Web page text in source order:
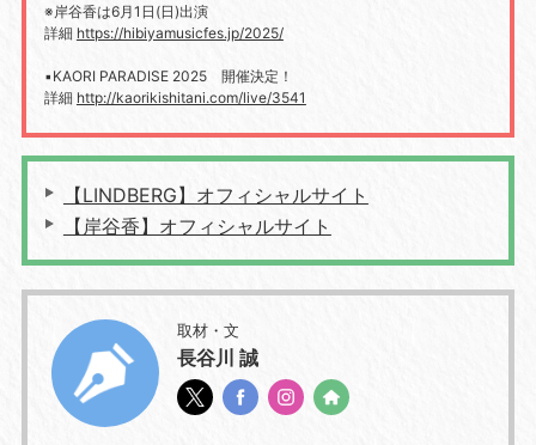
※岸谷香は6月1日(日)出演
詳細 https://hibiyamusicfes.jp/2025/
▪️KAORI PARADISE 2025 開催決定！
詳細 http://kaorikishitani.com/live/3541
【LINDBERG】オフィシャルサイト
【岸谷香】オフィシャルサイト
取材・文
長谷川 誠